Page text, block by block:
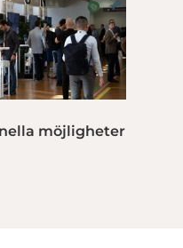
möjligheter